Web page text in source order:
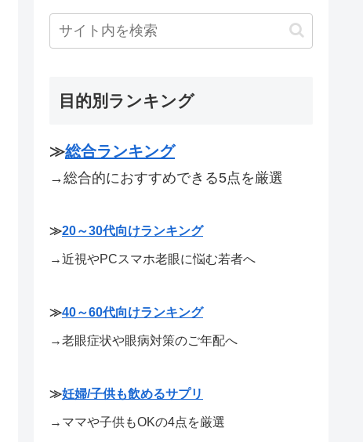
目的別ランキング
≫総合ランキング
→総合的におすすめできる5点を厳選
≫20～30代向けランキング
→近視やPCスマホ老眼に悩む若者へ
≫40～60代向けランキング
→老眼症状や眼病対策のご年配へ
≫妊婦/子供も飲めるサプリ
→ママや子供もOKの4点を厳選